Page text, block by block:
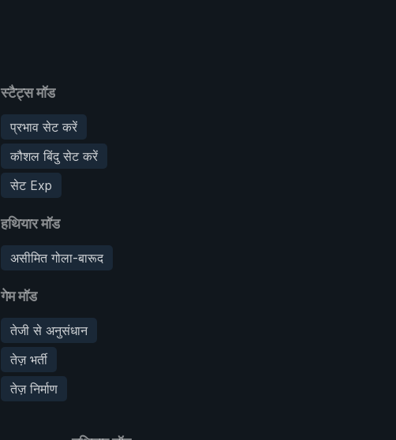
स्टैट्स मॉड
प्रभाव सेट करें
कौशल बिंदु सेट करें
सेट Exp
हथियार मॉड
असीमित गोला-बारूद
गेम मॉड
तेजी से अनुसंधान
तेज़ भर्ती
तेज़ निर्माण